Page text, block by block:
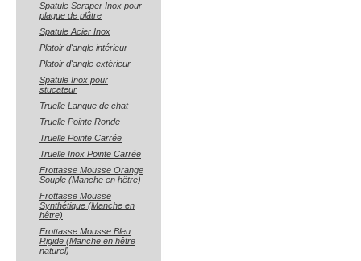
Spatule Scraper Inox pour
plaque de plâtre
Spatule Acier Inox
Platoir d'angle intérieur
Platoir d'angle extérieur
Spatule Inox pour
stucateur
Truelle Langue de chat
Truelle Pointe Ronde
Truelle Pointe Carrée
Truelle Inox Pointe Carrée
Frottasse Mousse Orange
Souple (Manche en hêtre)
Frottasse Mousse
Synthétique (Manche en
hêtre)
Frottasse Mousse Bleu
Rigide (Manche en hêtre
naturel)